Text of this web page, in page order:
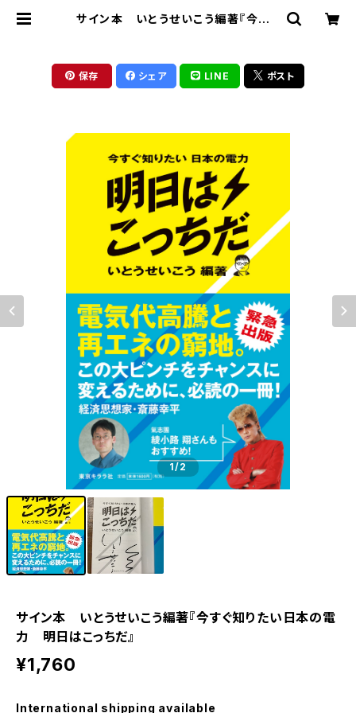
サイン本 いとうせいこう編著『今すぐ
保存 シェア LINE ポスト
1/2
サイン本 いとうせいこう編著『今すぐ知りたい日本の電
力 明日はこっちだ』
¥1,760
International shipping available